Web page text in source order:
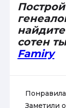
сотен
Famiry
Заметили